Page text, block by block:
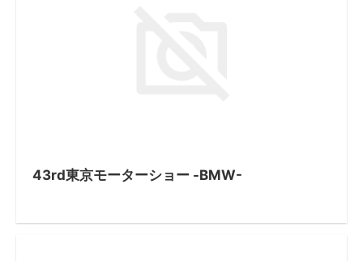
43rd東京モーターショー -BMW-